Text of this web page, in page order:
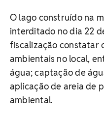
O lago construído na
interditado no dia 22
fiscalização constatar
ambientais no local,
água; captação de
aplicação de areia de
ambiental.